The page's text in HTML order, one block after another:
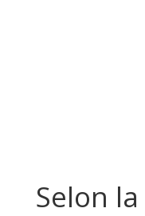
Selon